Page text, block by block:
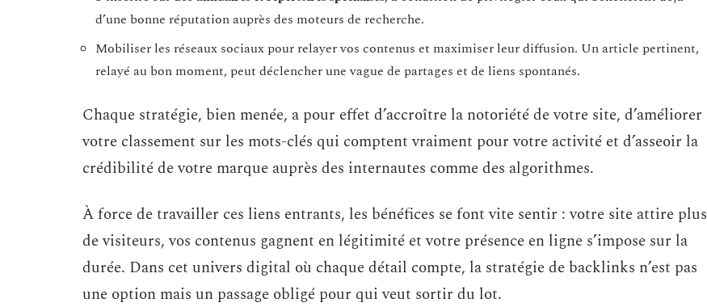
d’une bonne réputation auprès des moteurs de recherche.
Mobiliser les réseaux sociaux pour relayer vos contenus et maximiser leur diffusion. Un article pertinent,
relayé au bon moment, peut déclencher une vague de partages et de liens spontanés.
Chaque stratégie, bien menée, a pour effet d’accroître la notoriété de votre site, d’améliorer
votre classement sur les mots-clés qui comptent vraiment pour votre activité et d’asseoir la
crédibilité de votre marque auprès des internautes comme des algorithmes.
À force de travailler ces liens entrants, les bénéfices se font vite sentir : votre site attire plus
de visiteurs, vos contenus gagnent en légitimité et votre présence en ligne s’impose sur la
durée. Dans cet univers digital où chaque détail compte, la stratégie de backlinks n’est pas
une option mais un passage obligé pour qui veut sortir du lot.